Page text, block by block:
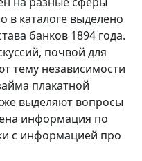
в каталоге выделено
банков 1894 года.
почвой для
тему независимости
плакатной
выделяют вопросы
информация по
с информацией про